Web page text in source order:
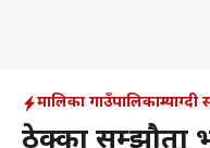
मालिका गाउँपालिकाम्याग्दी